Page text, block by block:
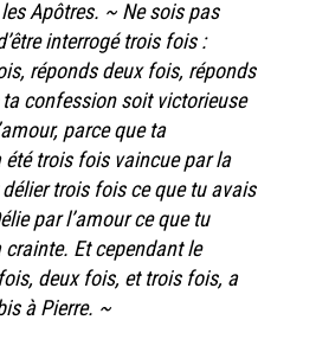
Apôtres. ~ Ne sois pas
interrogé trois fois :
réponds deux fois, réponds
confession soit victorieuse
parce que ta
trois fois vaincue par la
trois fois ce que tu avais
par l’amour ce que tu
Et cependant le
deux fois, et trois fois, a
à Pierre. ~